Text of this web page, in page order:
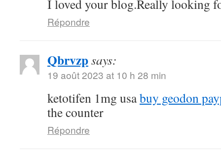
I loved your blog.Really looking
Répondre
Qbrvzpsays:
19 août 2023 at 10 h 28 min
ketotifen 1mg usabuy geodon
the counter
Répondre